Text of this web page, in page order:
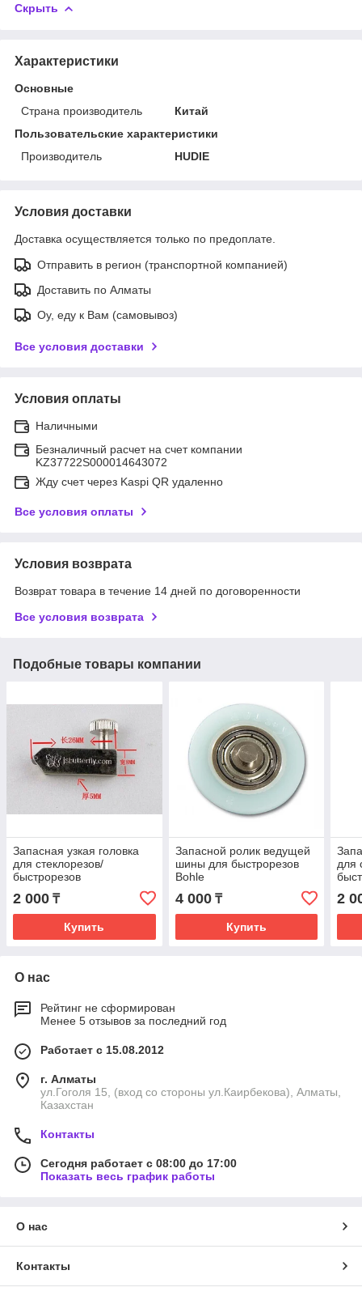
Скрыть
Характеристики
Основные
Страна производитель
Китай
Пользовательские характеристики
Производитель
HUDIE
Условия доставки
Доставка осуществляется только по предоплате.
Отправить в регион (транспортной компанией)
Доставить по Алматы
Оу, еду к Вам (самовывоз)
Все условия доставки
Условия оплаты
Наличными
Безналичный расчет на счет компании
KZ37722S000014643072
Жду счет через Kaspi QR удаленно
Все условия оплаты
Условия возврата
Возврат товара в течение 14 дней по договоренности
Все условия возврата
Подобные товары компании
Запасная узкая головка
для стеклорезов/
быстрорезов
2 000 ₸
Купить
Запасной ролик ведущей
шины для быстрорезов
Bohle
4 000₸
Купить
для
2
О нас
Рейтинг не сформирован
Менее 5 отзывов за последний год
Работает с 15.08.2012
г. Алматы
ул.Гоголя 15, (вход со стороны ул.Каирбекова), Алматы,
Казахстан
Контакты
Сегодня работает с 08:00 до 17:00
Показать весь график работы
О нас
Контакты